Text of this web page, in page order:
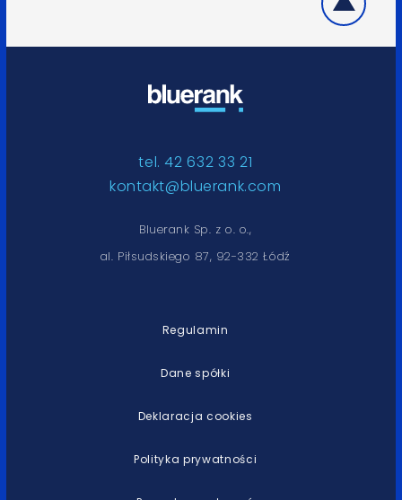
tel. 42 632 33 21
kontakt@bluerank.com
Bluerank Sp. z o. o.,
al. Piłsudskiego 87, 92-332 Łódź
Regulamin
Dane spółki
Deklaracja cookies
Polityka prywatności